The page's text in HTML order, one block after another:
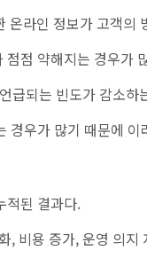
라인 정보가 고객의
점 약해지는 경우가
급되는 빈도가 감소하
우가 많기 때문에
적된 결과다.
, 비용 증가, 운영 의